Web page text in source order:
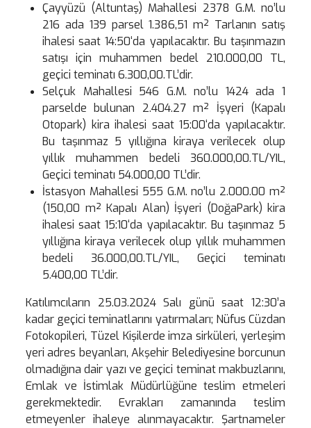
Çayyüzü (Altuntaş) Mahallesi 2378 G.M. no’lu
216 ada 139 parsel 1.386,51 m² Tarlanın satış
ihalesi saat 14:50‘da yapılacaktır. Bu taşınmazın
satışı için muhammen bedel 210.000,00 TL,
geçici teminatı 6.300,00.TL’dir.
Selçuk Mahallesi 546 G.M. no’lu 1424 ada 1
parselde bulunan 2.404.27 m² İşyeri (Kapalı
Otopark) kira ihalesi saat 15:00‘da yapılacaktır.
Bu taşınmaz 5 yıllığına kiraya verilecek olup
yıllık muhammen bedeli 360.000,00.TL/YIL,
Geçici teminatı 54.000,00 TL’dir.
İstasyon Mahallesi 555 G.M. no’lu 2.000.00 m²
(150,00 m² Kapalı Alan) İşyeri (DoğaPark) kira
ihalesi saat 15:10‘da yapılacaktır. Bu taşınmaz 5
yıllığına kiraya verilecek olup yıllık muhammen
bedeli 36.000,00.TL/YIL, Geçici teminatı
5.400,00 TL’dir.
Katılımcıların 25.03.2024 Salı günü saat 12:30’a
kadar geçici teminatlarını yatırmaları; Nüfus Cüzdan
Fotokopileri, Tüzel Kişilerde imza sirküleri, yerleşim
yeri adres beyanları, Akşehir Belediyesine borcunun
olmadığına dair yazı ve geçici teminat makbuzlarını,
Emlak ve İstimlak Müdürlüğüne teslim etmeleri
gerekmektedir. Evrakları zamanında teslim
etmeyenler ihaleye alınmayacaktır. Şartnameler